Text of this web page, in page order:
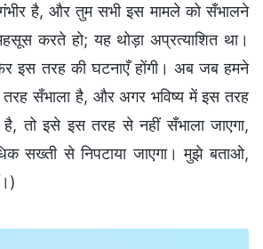
है, और तुम सभी इस मामले को सँभालने
करते हो; यह थोड़ा अप्रत्याशित था।
इस तरह की घटनाएँ होंगी। अब जब हमने
तरह सँभाला है, और अगर भविष्य में इस तरह
है, तो इसे इस तरह से नहीं सँभाला जाएगा,
सख्ती से निपटाया जाएगा। मुझे बताओ,